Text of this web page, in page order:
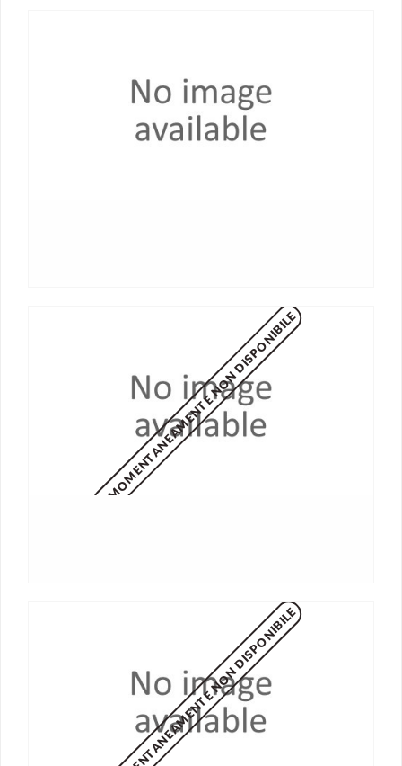
MOMENTANEAMENTE NON DISPONIBILE
MOMENTANEAMENTE NON DISPONIBILE